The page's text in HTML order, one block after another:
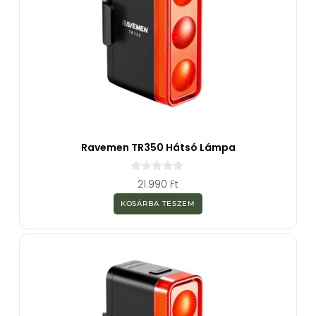
Ravemen TR350 Hátsó Lámpa
z
5
b
21.990 Ft
KOSÁRBA TESZEM